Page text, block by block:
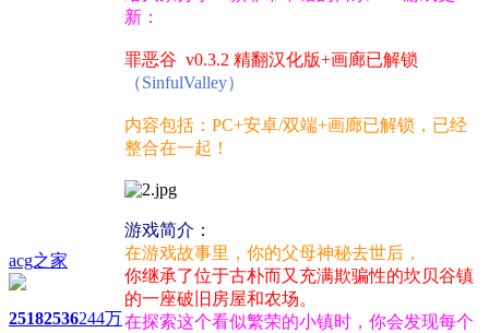
acg之家
25182536244万
新：
罪恶谷 v0.3.2 精翻汉化版+画廊已解锁
（SinfulValley）
内容包括：PC+安卓/双端+画廊已解锁，已经
整合在一起！
游戏简介：
在游戏故事里，你的父母神秘去世后，
你继承了位于古朴而又充满欺骗性的坎贝谷镇
的一座破旧房屋和农场。
在探索这个看似繁荣的小镇时，你会发现每个